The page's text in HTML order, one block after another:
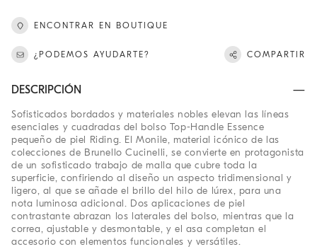
ENCONTRAR EN BOUTIQUE
¿PODEMOS AYUDARTE? COMPARTIR
DESCRIPCIÓN
Sofisticados bordados y materiales nobles elevan las líneas
esenciales y cuadradas del bolso Top-Handle Essence
pequeño de piel Riding. El Monile, material icónico de las
colecciones de Brunello Cucinelli, se convierte en protagonista
de un sofisticado trabajo de malla que cubre toda la
superficie, confiriendo al diseño un aspecto tridimensional y
ligero, al que se añade el brillo del hilo de lúrex, para una
nota luminosa adicional. Dos aplicaciones de piel
contrastante abrazan los laterales del bolso, mientras que la
correa, ajustable y desmontable, y el asa completan el
accesorio con elementos funcionales y versátiles.